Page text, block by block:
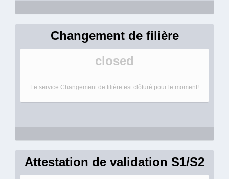
Changement de filière
closed
Le service Changement de filière est clôturé pour le moment!
Attestation de validation S1/S2